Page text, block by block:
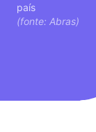
país
(fonte: Abras)